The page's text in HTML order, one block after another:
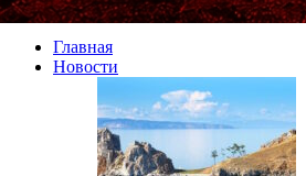
Главная
Новости